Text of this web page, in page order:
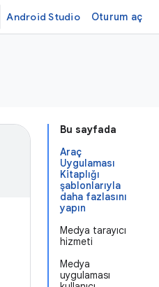
Android Studio Oturum aç
Bu sayfada
Araç
Uygulaması
Kitaplığı
şablonlarıyla
daha fazlasını
yapın
Medya tarayıcı
hizmeti
Medya
uygulaması